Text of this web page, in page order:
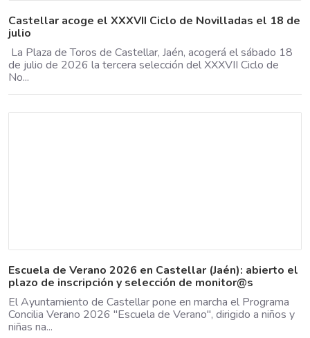
Castellar acoge el XXXVII Ciclo de Novilladas el 18 de
julio
La Plaza de Toros de Castellar, Jaén, acogerá el sábado 18
de julio de 2026 la tercera selección del XXXVII Ciclo de
No...
Escuela de Verano 2026 en Castellar (Jaén): abierto el
plazo de inscripción y selección de monitor@s
El Ayuntamiento de Castellar pone en marcha el Programa
Concilia Verano 2026 "Escuela de Verano", dirigido a niños y
niñas na...